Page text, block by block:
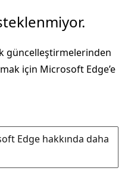
güncelleştirmelerinden
için Microsoft Edge’e
Edge hakkında daha